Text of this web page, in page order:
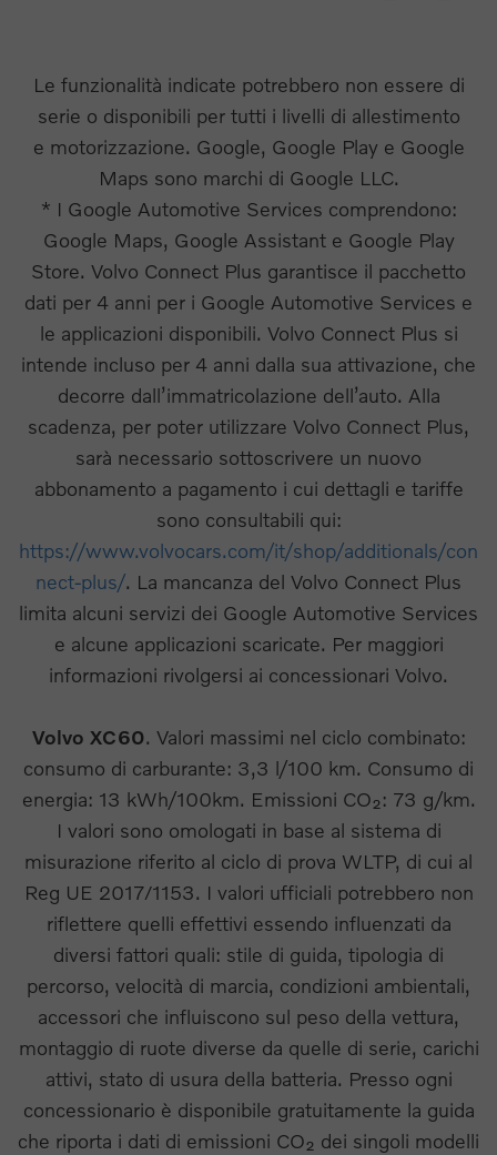
Le funzionalità indicate potrebbero non essere di
serie o disponibili per tutti i livelli di allestimento
e motorizzazione. Google, Google Play e Google
Maps sono marchi di Google LLC.
* I Google Automotive Services comprendono:
Google Maps, Google Assistant e Google Play
Store. Volvo Connect Plus garantisce il pacchetto
dati per 4 anni per i Google Automotive Services e
le applicazioni disponibili. Volvo Connect Plus si
intende incluso per 4 anni dalla sua attivazione, che
decorre dall’immatricolazione dell’auto. Alla
scadenza, per poter utilizzare Volvo Connect Plus,
sarà necessario sottoscrivere un nuovo
abbonamento a pagamento i cui dettagli e tariffe
sono consultabili qui:
https://www.volvocars.com/it/shop/additionals/con
nect-plus/. La mancanza del Volvo Connect Plus
limita alcuni servizi dei Google Automotive Services
e alcune applicazioni scaricate. Per maggiori
informazioni rivolgersi ai concessionari Volvo.
Volvo XC60. Valori massimi nel ciclo combinato:
consumo di carburante: 3,3 l/100 km. Consumo di
energia: 13 kWh/100km. Emissioni CO₂: 73 g/km.
I valori sono omologati in base al sistema di
misurazione riferito al ciclo di prova WLTP, di cui al
Reg UE 2017/1153. I valori ufficiali potrebbero non
riflettere quelli effettivi essendo influenzati da
diversi fattori quali: stile di guida, tipologia di
percorso, velocità di marcia, condizioni ambientali,
accessori che influiscono sul peso della vettura,
montaggio di ruote diverse da quelle di serie, carichi
attivi, stato di usura della batteria. Presso ogni
concessionario è disponibile gratuitamente la guida
che riporta i dati di emissioni CO₂ dei singoli modelli